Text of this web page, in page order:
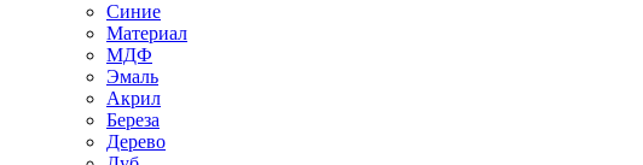
Синие
Материал
МДФ
Эмаль
Акрил
Береза
Дерево